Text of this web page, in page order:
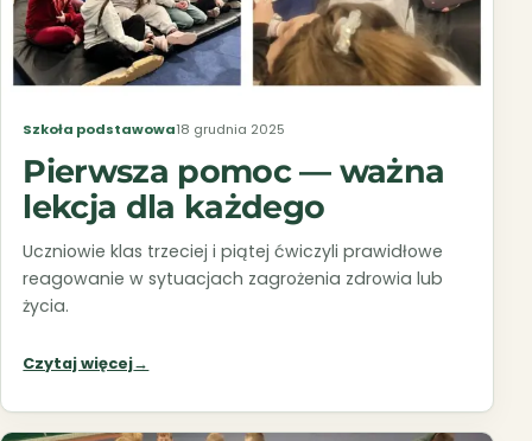
Szkoła podstawowa18 grudnia 2025
Pierwsza pomoc — ważna
lekcja dla każdego
Uczniowie klas trzeciej i piątej ćwiczyli prawidłowe
reagowanie w sytuacjach zagrożenia zdrowia lub
życia.
Czytaj więcej→